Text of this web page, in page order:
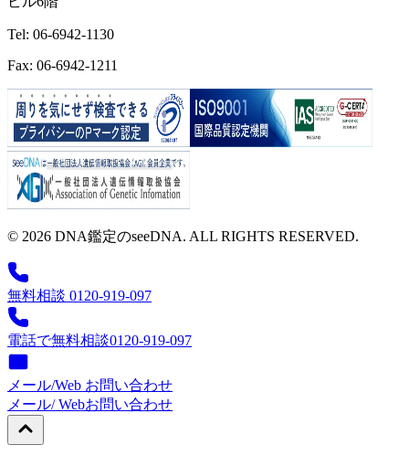
Tel: 06-6942-1130
Fax: 06-6942-1211
© 2026 DNA鑑定のseeDNA. ALL RIGHTS RESERVED.
無料相談 0120-919-097
電話で無料相談0120-919-097
メール/Web お問い合わせ
メール/ Webお問い合わせ